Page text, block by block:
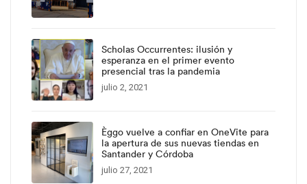
Scholas Occurrentes: ilusión y
esperanza en el primer evento
presencial tras la pandemia
julio 2, 2021
Èggo vuelve a confiar en OneVite para
la apertura de sus nuevas tiendas en
Santander y Córdoba
julio 27, 2021